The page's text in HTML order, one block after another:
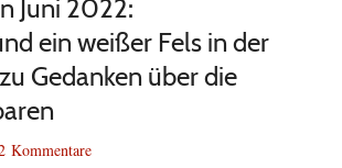
Juni 2022:
ein weißer Fels in der
Gedanken über die
Kommentare